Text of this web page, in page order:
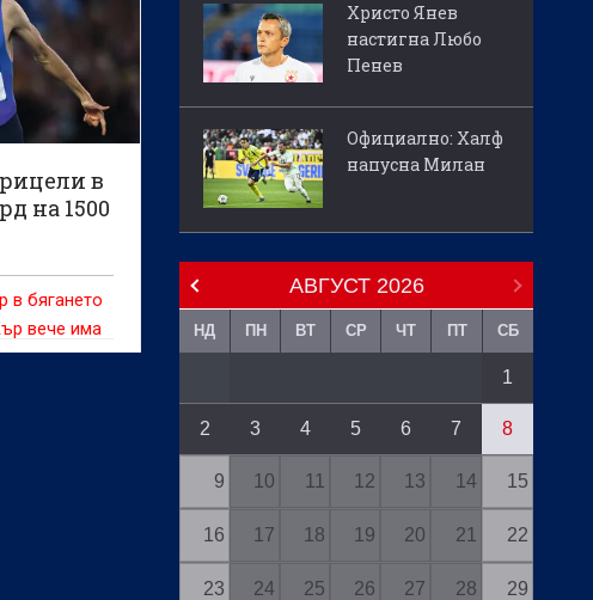
в
на 1500
в бягането
вече има
Христо Янев
настигна Любо
Пенев
Официално: Халф
напусна Милан
АВГУСТ 2026
НД ПН ВТ СР ЧТ ПТ СБ
1
2 3 4 5 6 7 8
9 10 11 12 13 14 15
16 17 18 19 20 21 22
23 24 25 26 27 28 29